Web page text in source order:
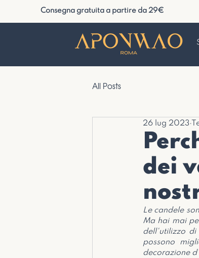
Consegna gratuita a partire da 29€
All Posts
dei
26 lug 2023
Le candele
Ma hai mai
dell'utilizzo di
possono
decorazione